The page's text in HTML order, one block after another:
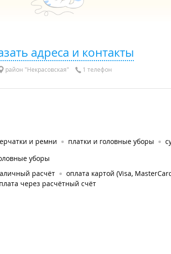
адреса и контакты
район "Некрасовская" 1 телефон
и ремни платки и головные уборы
уборы
расчёт оплата картой (Visa,
через расчётный счёт